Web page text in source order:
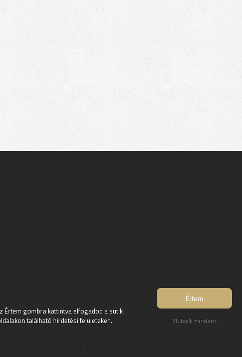
Kövess minket:
Értem gombra kattintva elfogadod a sütik
található hirdetési felületeken.
Értem
Elutasít mindent